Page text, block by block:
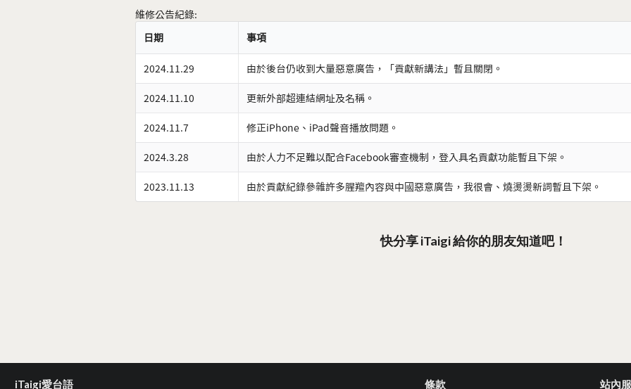
維修公告紀錄:
日期
事項
2024.11.29 由於後台仍收到大量惡意廣告，「貢獻新講法」暫且關閉。
2024.11.10 更新外部超連結網址及名稱。
2024.11.7 修正iPhone、iPad聲音播放問題。
2024.3.28 由於人力不足難以配合Facebook審查機制，登入具名貢獻功能暫且下架。
2023.11.13 由於貢獻紀錄參雜許多腥羶內容與中國惡意廣告，我很會、燒燙燙新詞暫且下架。
快分享 iTaigi 給你的朋友知道吧！
iTaigi愛台語 條款 站內